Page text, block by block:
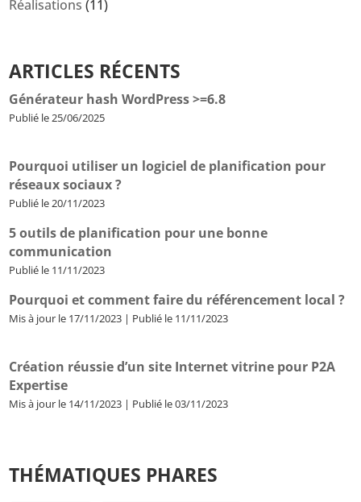
Réalisations (11)
ARTICLES RÉCENTS
Générateur hash WordPress >=6.8
Publié le 25/06/2025
Pourquoi utiliser un logiciel de planification pour
réseaux sociaux ?
Publié le 20/11/2023
5 outils de planification pour une bonne
communication
Publié le 11/11/2023
Pourquoi et comment faire du référencement local ?
Mis à jour le 17/11/2023 | Publié le 11/11/2023
Création réussie d’un site Internet vitrine pour P2A
Expertise
Mis à jour le 14/11/2023 | Publié le 03/11/2023
THÉMATIQUES PHARES